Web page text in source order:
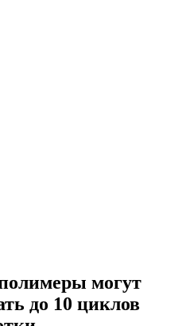
могут
до 10 циклов